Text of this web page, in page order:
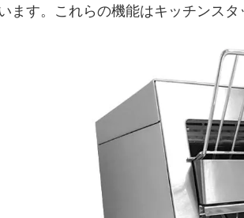
ます。これらの機能はキッチンス